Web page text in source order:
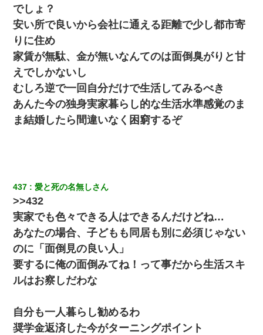
「お前の父ちゃんは自宅警備員」とかからかわれたけど、実はと
んでもない仕事に就いていた
私（23）冗談のつもりで上司（27）に胸を揉ませた結果・・・
今日夫の実家に泊ったんだけど、朝起きたら股間がなんかモッコ
リしてた
父親がくも膜下出血で突然ﾀﾋ。→母の貯金が0なことが判明。→母
い」→離婚後、娘と実家で生活してると…
｢昨日はお兄ちゃんと一緒にお風呂に入っちゃった～｣とか毎日兄
の話をしていたA子が事故で亡くなった。→Ａ子のお母さんの話に
驚愕…
日航機墜落事故の「ここからは日本語で大丈夫ですよ〜」の絶望
感がヤバイ・・・
「…」
でしょ？
安い所で良いから会社に通える距離で少し都市寄
りに住め
家賃が無駄、金が無いなんてのは面倒臭がりと甘
えでしかないし
むしろ逆で一回自分だけで生活してみるべき
あんた今の独身実家暮らし的な生活水準感覚のま
ま結婚したら間違いなく困窮するぞ
437 愛と死の名無しさん
>>432
実家でも色々できる人はできるんだけどね…
あなたの場合、子どもも同居も別に必須じゃない
のに「面倒見の良い人」
要するに俺の面倒みてね！って事だから生活スキ
ルはお察しだわな
自分も一人暮らし勧めるわ
奨学金返済した今がターニングポイント